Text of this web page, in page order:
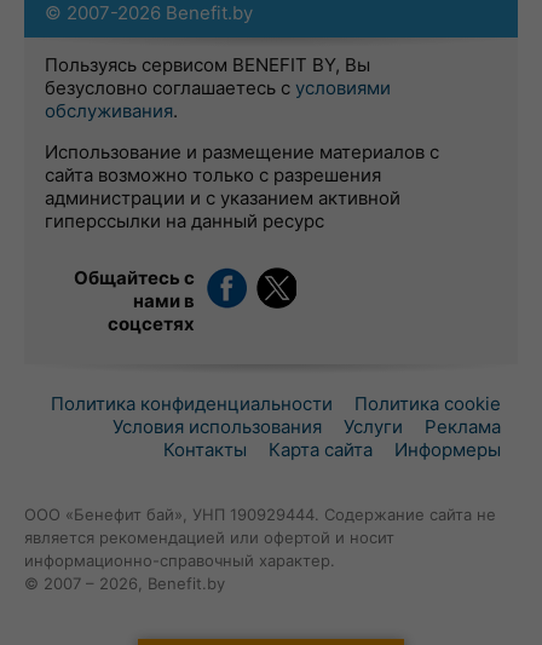
© 2007-2026 Benefit.by
Пользуясь сервисом BENEFIT BY, Вы
безусловно соглашаетесь с условиями
обслуживания.
Использование и размещение материалов с
сайта возможно только с разрешения
администрации и с указанием активной
гиперссылки на данный ресурс
Общайтесь с
нами в
соцсетях
Политика конфиденциальности
Политика cookie
Условия использования
Услуги
Реклама
Контакты
Карта сайта Информеры
ООО «Бенефит бай», УНП 190929444. Содержание сайта не
является рекомендацией или офертой и носит
информационно-справочный характер.
© 2007 – 2026, Benefit.by